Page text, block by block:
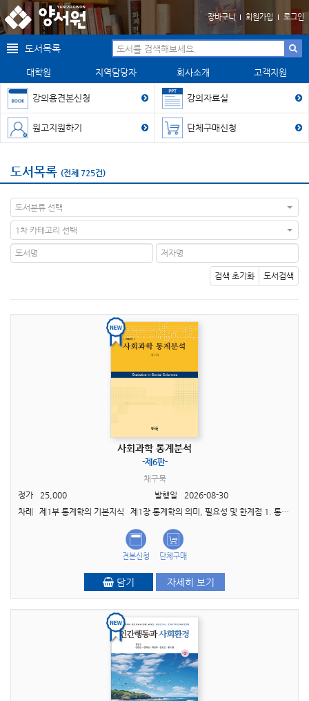
장바구니 회원가입 로그인
도서목록
대학원 지역담당자 회사소개 고객지원
강의용견본신청 강의자료실
원고지원하기 단체구매신청
도서목록 (전체 725건)
도서분류 선택
1차 카테고리 선택
검색 초기화 도서검색
사회과학 통계분석
-제6판-
채구묵
정가
25,000 발행일
2026-08-30
차례 제1부 통계학의 기본지식 제1장 통계학의 의미, 필요성 및 한계점 1. 통계학의 의미 2. 사회과학에서의 통계학의 필요성 3. 통계학의 한계점 제2장 통계학..
견본신청 단체구매
담기 자세히 보기